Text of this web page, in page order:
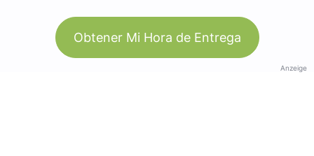
Obtener Mi Hora de Entrega
Anzeige